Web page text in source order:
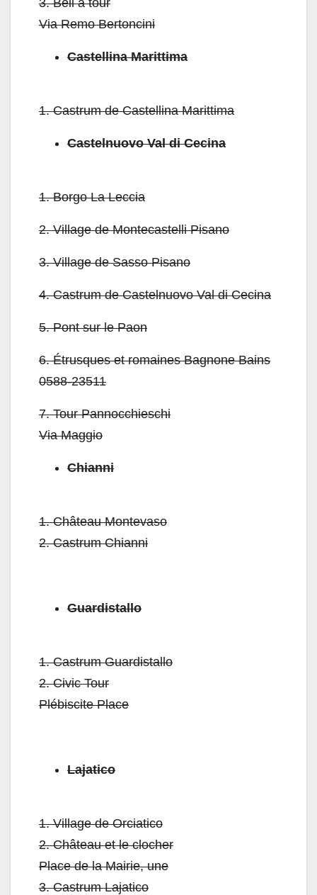
3. Bell a tour
Via Remo Bertoncini
Castellina Marittima
1. Castrum de Castellina Marittima
Castelnuovo Val di Cecina
1. Borgo La Leccia
2. Village de Montecastelli Pisano
3. Village de Sasso Pisano
4. Castrum de Castelnuovo Val di Cecina
5. Pont sur ​​le Paon
6. Étrusques et romaines Bagnone Bains
0588-23511
7. Tour Pannocchieschi
Via Maggio
Chianni
1. Château Montevaso
2. Castrum Chianni
Guardistallo
1. Castrum Guardistallo
2. Civic Tour
Plébiscite Place
Lajatico
1. Village de Orciatico
2. Château et le clocher
Place de la Mairie, une
3. Castrum Lajatico